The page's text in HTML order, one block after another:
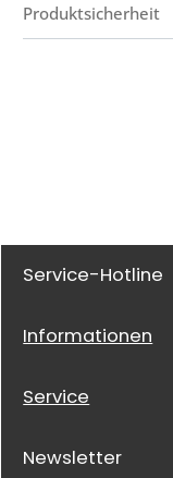
Produktsicherheit
Service-Hotline
Informationen
Service
Newsletter